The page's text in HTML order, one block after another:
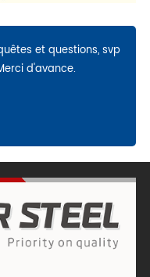
et questions, svp
d'avance.